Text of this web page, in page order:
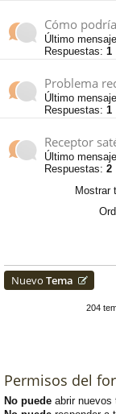
Cómo
Último
Respuestas: 1
Problema
Último
Respuestas: 1
Receptor
Último
Respuestas: 2
Mostrar
Nuevo Tema
204
Permisos del
No puede abrir nuevos